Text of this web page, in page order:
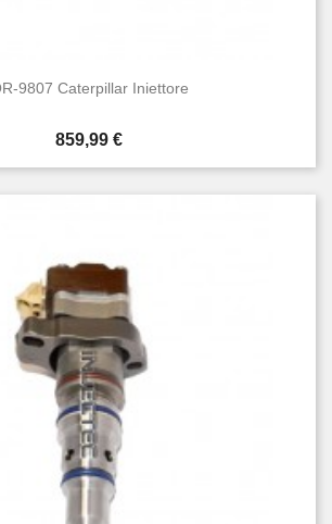
9807 Caterpillar Iniettore
Prezzo
859,99 €